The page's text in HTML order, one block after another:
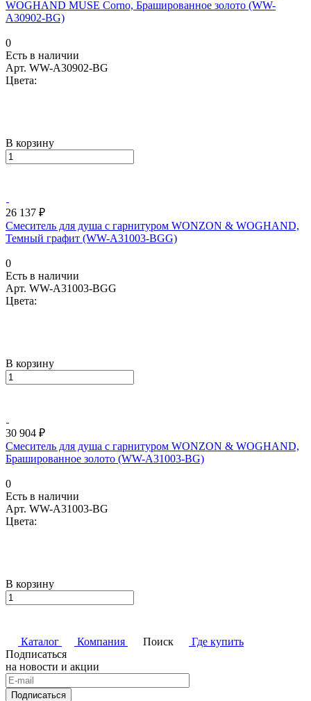
WOGHAND MUSE Corno, Брашированное золото (WW-
A30902-BG)
0
Есть в наличии
Арт. WW-A30902-BG
Цвета:
В корзину
26 137 ₽
Смеситель для душа с гарнитуром WONZON & WOGHAND,
Темный графит (WW-A31003-BGG)
0
Есть в наличии
Арт. WW-A31003-BGG
Цвета:
В корзину
30 904 ₽
Смеситель для душа с гарнитуром WONZON & WOGHAND,
Брашированное золото (WW-A31003-BG)
0
Есть в наличии
Арт. WW-A31003-BG
Цвета:
В корзину
Каталог Компания Поиск
Где купить
Подписаться
на новости и акции
Подписаться